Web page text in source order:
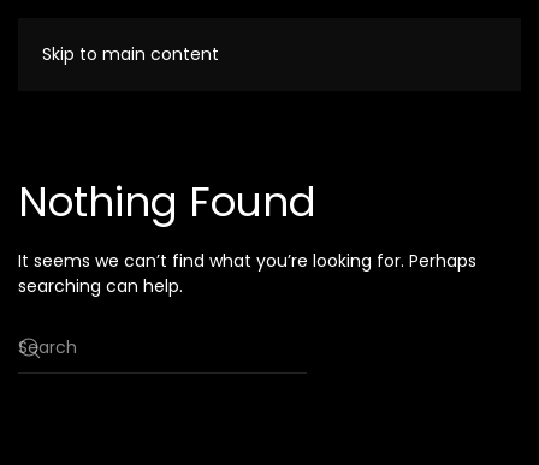
Skip to main content
Nothing Found
It seems we can’t find what you’re looking for. Perhaps
searching can help.